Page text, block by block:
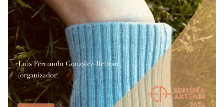
SUBMISSÃO